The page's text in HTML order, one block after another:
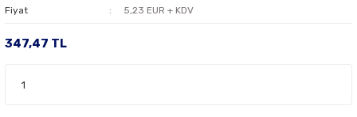
Fiyat 5,23 EUR + KDV
347,47 TL